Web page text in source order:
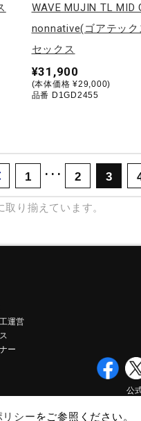
WAVE MUJIN TL MID
nonnative(ゴアテック
セックス
¥31,900
(本体価格 ¥29,000)
品番 D1GD2455
1 ･･･ 2 3
り揃えています。
運営
ー
公
シー をご参照ください。